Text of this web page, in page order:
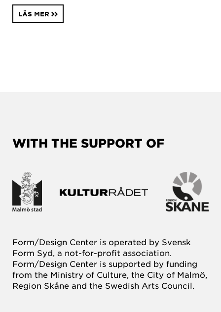
LÄS MER
WITH THE SUPPORT OF
Form/Design Center is operated by Svensk
Form Syd, a not-for-profit association.
Form/Design Center is supported by funding
from the Ministry of Culture, the City of Malmö,
Region Skåne and the Swedish Arts Council.